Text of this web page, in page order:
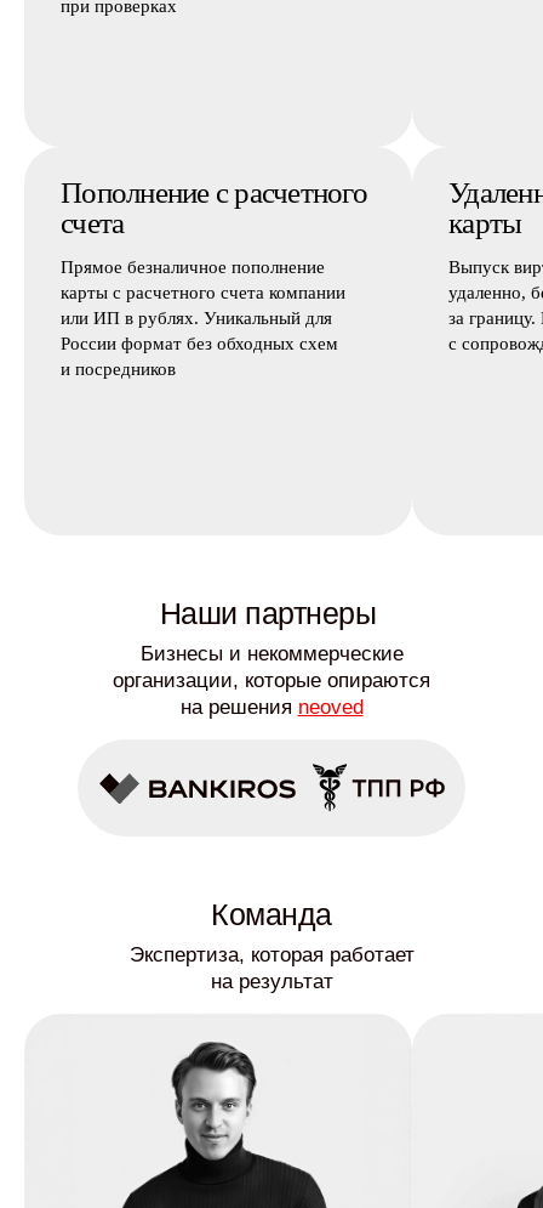
при проверках
Пополнение с расчетного
счета
Прямое безналичное пополнение
карты с расчетного счета компании
или ИП в рублях. Уникальный для
России формат без обходных схем
и посредников
карты
Выпуск
удаленно,
за
с
Наши партнеры
Бизнесы и некоммерческие
организации, которые опираются
на решения neoved
Команда
Экспертиза, которая работает
на результат